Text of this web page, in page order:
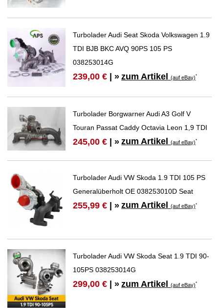
Turbolader Audi Seat Skoda Volkswagen 1.9
TDI BJB BKC AVQ 90PS 105 PS
038253014G
239,00 € | » zum Artikel(auf eBay)*
Turbolader Borgwarner Audi A3 Golf V
Touran Passat Caddy Octavia Leon 1,9 TDI
245,00 € | » zum Artikel(auf eBay)*
Turbolader Audi VW Skoda 1.9 TDI 105 PS
Generalüberholt OE 038253010D Seat
255,99 € | » zum Artikel(auf eBay)*
Turbolader Audi VW Skoda Seat 1.9 TDI 90-
105PS 038253014G
299,00 € | » zum Artikel(auf eBay)*